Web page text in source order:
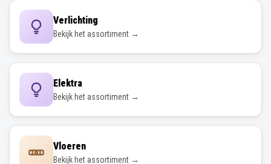
Verlichting
Bekijk het assortiment →
Elektra
Bekijk het assortiment →
Vloeren
Bekijk het assortiment →